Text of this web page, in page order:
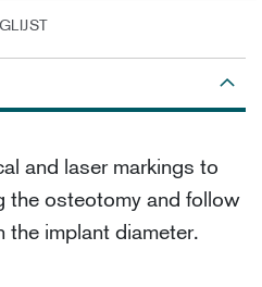
and laser markings to
the osteotomy and follow
implant diameter.